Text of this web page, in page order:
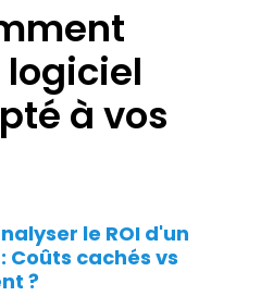
à vos
le ROI d'un
Coûts cachés vs
?